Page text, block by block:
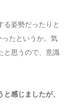
る姿勢だったりと
たというか。気
と思うので、意識
感じましたが、